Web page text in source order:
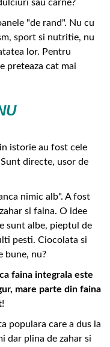
sau carne?
"de rand". Nu cu
sport si nutritie, nu
lor. Pentru
preteaza cat mai
istorie au fost cele
directe, usor de
nimic alb". A fost
si faina. O idee
sunt albe, pieptul de
pesti. Ciocolata si
bune, nu?
faina integrala este
mare parte din faina
!
populara care a dus la
dar plina de zahar si